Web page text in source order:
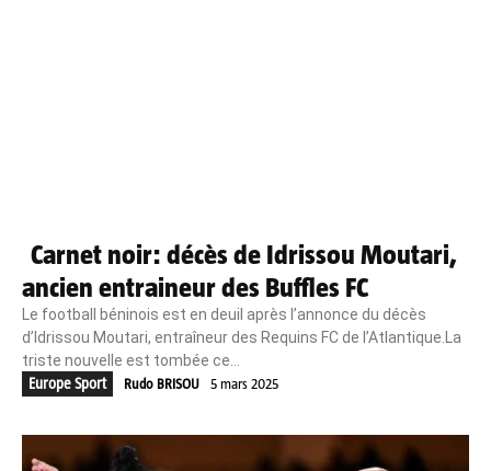
Carnet noir: décès de Idrissou Moutari,
ancien entraineur des Buffles FC
Le football béninois est en deuil après l’annonce du décès
d’Idrissou Moutari, entraîneur des Requins FC de l’Atlantique.La
triste nouvelle est tombée ce...
Europe Sport
Rudo BRISOU 5 mars 2025